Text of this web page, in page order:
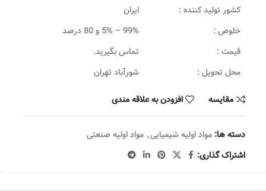
کشور تولید کننده :
ایران
خلوص :
99% – 5% و 80 درصد
قیمت :
تماس بگیرید.
محل تحویل :
شورآباد تهران
مقایسه افزودن به علاقه مندی
دسته ها: مواد اولیه شیمیایی, مواد اولیه صنعتی
اشتراک گذاری: